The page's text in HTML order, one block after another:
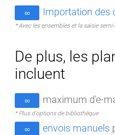
∞ Importation des
* Avec les ensembles et la saisie
De plus, les
incluent
∞ maximum d'e-
* Plus d'options de bibliothèque
∞ envois manuels